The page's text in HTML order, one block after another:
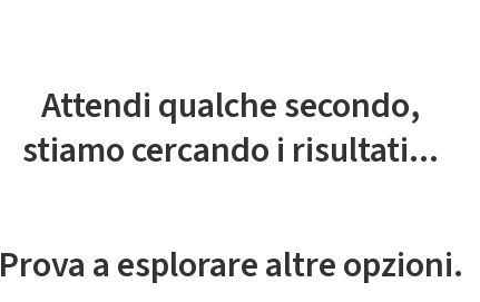
Attendi qualche secondo,
stiamo cercando i risultati...
Prova a esplorare altre opzioni.